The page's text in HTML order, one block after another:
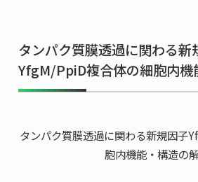
領域の概要・特色
領域賞の紹介
研究室一覧
教員一覧
研究成果
教育TOP
研究室への配属
5年一貫コースの
キャリア
就職実績
卒業生の声
入試情報TOP
タンパク質膜透過に関わる新
YfgM/PpiD複合体の細胞内機
タンパク質膜透過に関わる新規因子
胞内機能・構造の